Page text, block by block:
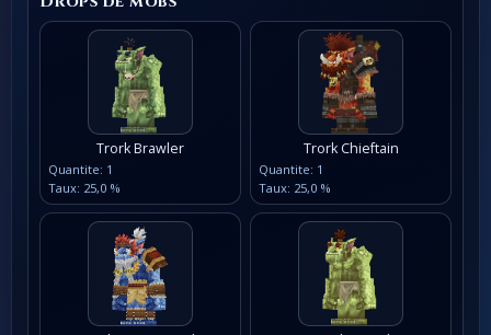
Trork Brawler
Quantite: 1
Taux: 25,0 %
Trork Chieftain
Quantite: 1
Taux: 25,0 %